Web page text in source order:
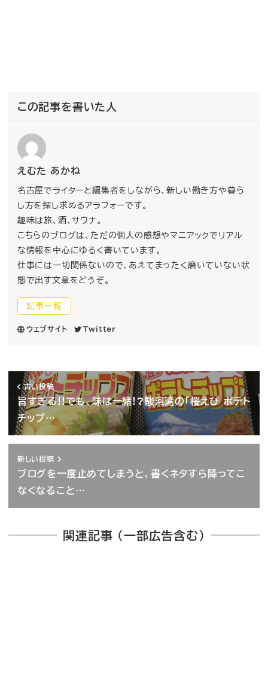
この記事を書いた人
えむた あかね
名古屋でライターと編集者をしながら、新しい働き方や暮ら
し方を探し求めるアラフォーです。
趣味は旅、酒、サウナ。
こちらのブログは、ただの個人の感想やマニアックでリアル
な情報を中心にゆるく書いています。
仕事には一切関係ないので、あえてまったく磨いていない状
態で出す文章をどうぞ。
記事一覧
ウェブサイト Twitter
古い投稿
旨すぎる!!でも、味は一緒!?駿河湾の「桜えび ポテト
チップ…
新しい投稿
ブログを一度止めてしまうと、書くネタすら降ってこ
なくなること…
関連記事 （一部広告含む）